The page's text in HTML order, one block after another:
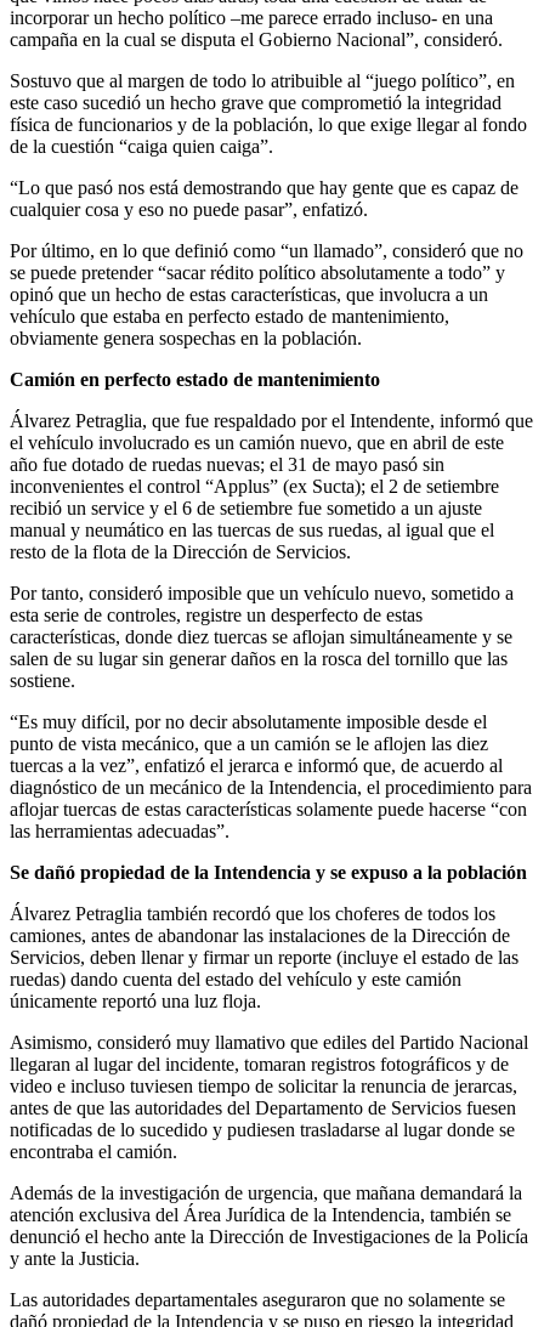
incorporar un hecho político –me parece errado incluso- en una
campaña en la cual se disputa el Gobierno Nacional”, consideró.
Sostuvo que al margen de todo lo atribuible al “juego político”, en
este caso sucedió un hecho grave que comprometió la integridad
física de funcionarios y de la población, lo que exige llegar al fondo
de la cuestión “caiga quien caiga”.
“Lo que pasó nos está demostrando que hay gente que es capaz de
cualquier cosa y eso no puede pasar”, enfatizó.
Por último, en lo que definió como “un llamado”, consideró que no
se puede pretender “sacar rédito político absolutamente a todo” y
opinó que un hecho de estas características, que involucra a un
vehículo que estaba en perfecto estado de mantenimiento,
obviamente genera sospechas en la población.
Camión en perfecto estado de mantenimiento
Álvarez Petraglia, que fue respaldado por el Intendente, informó que
el vehículo involucrado es un camión nuevo, que en abril de este
año fue dotado de ruedas nuevas; el 31 de mayo pasó sin
inconvenientes el control “Applus” (ex Sucta); el 2 de setiembre
recibió un service y el 6 de setiembre fue sometido a un ajuste
manual y neumático en las tuercas de sus ruedas, al igual que el
resto de la flota de la Dirección de Servicios.
Por tanto, consideró imposible que un vehículo nuevo, sometido a
esta serie de controles, registre un desperfecto de estas
características, donde diez tuercas se aflojan simultáneamente y se
salen de su lugar sin generar daños en la rosca del tornillo que las
sostiene.
“Es muy difícil, por no decir absolutamente imposible desde el
punto de vista mecánico, que a un camión se le aflojen las diez
tuercas a la vez”, enfatizó el jerarca e informó que, de acuerdo al
diagnóstico de un mecánico de la Intendencia, el procedimiento para
aflojar tuercas de estas características solamente puede hacerse “con
las herramientas adecuadas”.
Se dañó propiedad de la Intendencia y se expuso a la población
Álvarez Petraglia también recordó que los choferes de todos los
camiones, antes de abandonar las instalaciones de la Dirección de
Servicios, deben llenar y firmar un reporte (incluye el estado de las
ruedas) dando cuenta del estado del vehículo y este camión
únicamente reportó una luz floja.
Asimismo, consideró muy llamativo que ediles del Partido Nacional
llegaran al lugar del incidente, tomaran registros fotográficos y de
video e incluso tuviesen tiempo de solicitar la renuncia de jerarcas,
antes de que las autoridades del Departamento de Servicios fuesen
notificadas de lo sucedido y pudiesen trasladarse al lugar donde se
encontraba el camión.
Además de la investigación de urgencia, que mañana demandará la
atención exclusiva del Área Jurídica de la Intendencia, también se
denunció el hecho ante la Dirección de Investigaciones de la Policía
y ante la Justicia.
Las autoridades departamentales aseguraron que no solamente se
dañó propiedad de la Intendencia y se puso en riesgo la integridad